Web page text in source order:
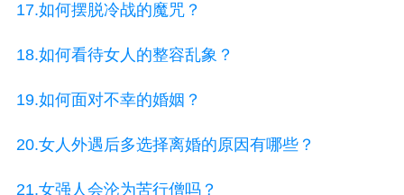
17.如何摆脱冷战的魔咒？
18.如何看待女人的整容乱象？
19.如何面对不幸的婚姻？
20.女人外遇后多选择离婚的原因有哪些？
21.女强人会沦为苦行僧吗？